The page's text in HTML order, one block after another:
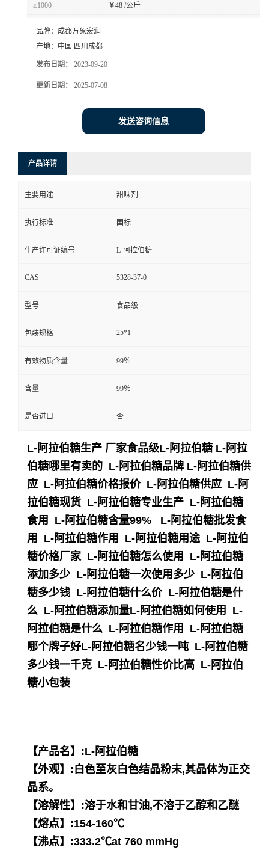
≥1000 ￥48 /公斤
品牌： 成都万象宏润
产地： 中国 四川成都
发布日期： 2023-09-20
更新日期： 2025-07-08
发送咨询信息
产品详请
主要用途 甜味剂
执行标准 国标
生产许可证编号 L-阿拉伯糖
CAS 5328-37-0
型号 食品级
包装规格 25*1
有效物质含量 99％
含量 99％
是否进口 否
L-阿拉伯糖生产 厂家食品级L-阿拉伯糖 L-阿拉
伯糖哪里有卖的 L-阿拉伯糖品牌 L-阿拉伯糖供
应 L-阿拉伯糖价格报价 L-阿拉伯糖供应 L-阿
拉伯糖现货 L-阿拉伯糖专业生产 L-阿拉伯糖
食用 L-阿拉伯糖含量99% L-阿拉伯糖批发食
用 L-阿拉伯糖作用 L-阿拉伯糖用途 L-阿拉伯
糖价格厂家 L-阿拉伯糖怎么使用 L-阿拉伯糖
添加多少 L-阿拉伯糖一次使用多少 L-阿拉伯
糖多少钱 L-阿拉伯糖什么价 L-阿拉伯糖是什
么 L-阿拉伯糖添加量L-阿拉伯糖如何使用 L-
阿拉伯糖是什么 L-阿拉伯糖作用 L-阿拉伯糖
哪个牌子好L-阿拉伯糖名少钱一吨 L-阿拉伯糖
多少钱一千克 L-阿拉伯糖性价比高 L-阿拉伯
糖小包装
【产品名】:L-阿拉伯糖
【外观】:白色至灰白色结晶粉末,其晶体为正交
晶系。
【溶解性】:溶于水和甘油,不溶于乙醇和乙醚
【熔点】:154-160℃
【沸点】:333.2℃at 760 mmHg